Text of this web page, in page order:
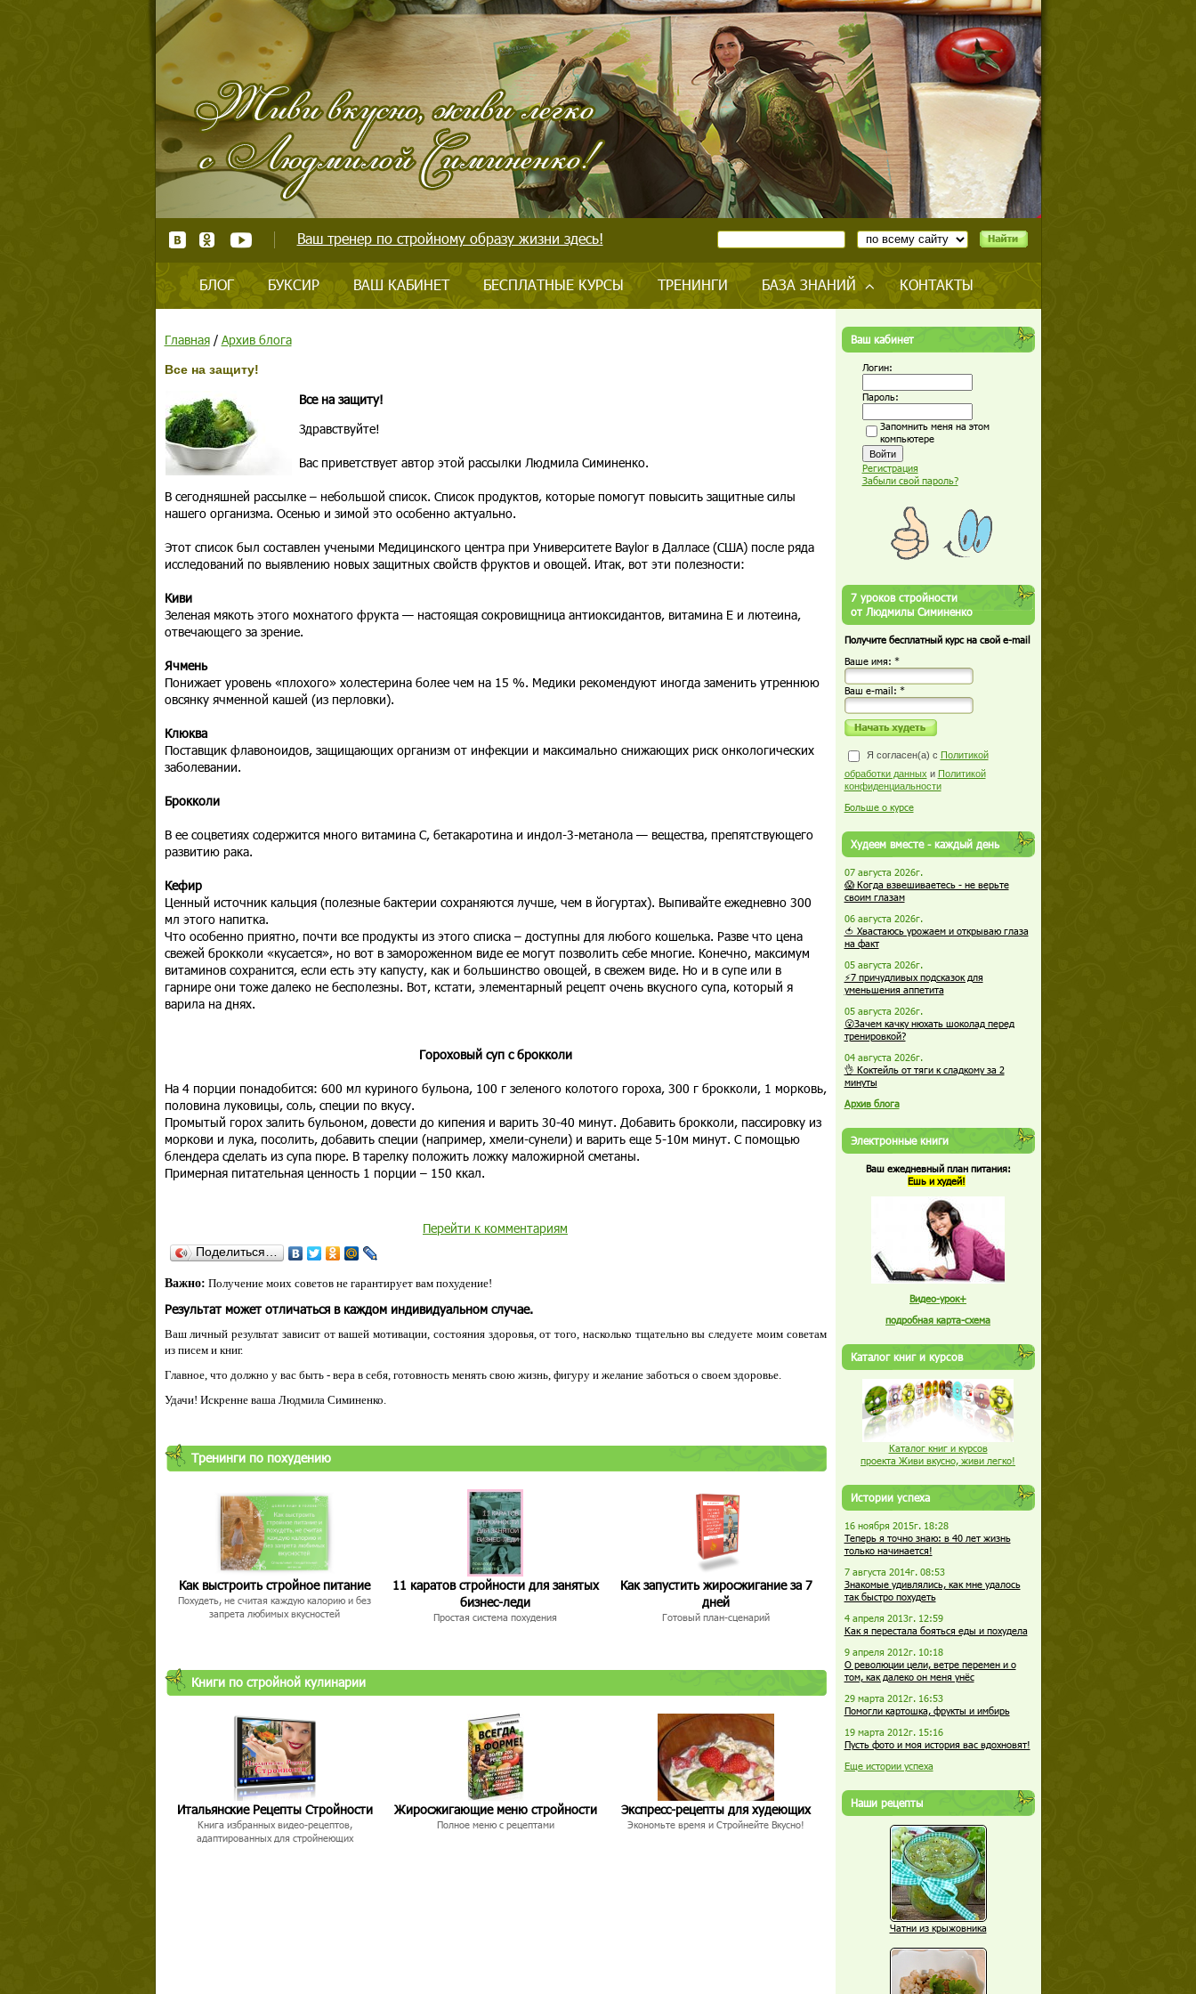
Ваш тренер по стройному образу жизни здесь!
БЛОГ БУКСИР ВАШ КАБИНЕТ БЕСПЛАТНЫЕ КУРСЫ ТРЕНИНГИ БАЗА ЗНАНИЙ КОНТАКТЫ
Главная/ Архив блога
Все на защиту!
Все на защиту!
Здравствуйте!
Вас приветствует автор этой рассылки Людмила Симиненко.
В сегодняшней рассылке – небольшой список. Список продуктов, которые помогут повысить защитные силы
нашего организма. Осенью и зимой это особенно актуально.
Этот список был составлен учеными Медицинского центра при Университете Baylor в Далласе (США) после ряда
исследований по выявлению новых защитных свойств фруктов и овощей. Итак, вот эти полезности:
Киви
Зеленая мякоть этого мохнатого фрукта — настоящая сокровищница антиоксидантов, витамина Е и лютеина,
отвечающего за зрение.
Ячмень
Понижает уровень «плохого» холестерина более чем на 15 %. Медики рекомендуют иногда заменить утреннюю
овсянку ячменной кашей (из перловки).
Клюква
Поставщик флавоноидов, защищающих организм от инфекции и максимально снижающих риск онкологических
заболевании.
Брокколи
В ее соцветиях содержится много витамина С, бетакаротина и индол-3-метанола — вещества, препятствующего
развитию рака.
Кефир
Ценный источник кальция (полезные бактерии сохраняются лучше, чем в йогуртах). Выпивайте ежедневно 300
мл этого напитка.
Что особенно приятно, почти все продукты из этого списка – доступны для любого кошелька. Разве что цена
свежей брокколи «кусается», но вот в замороженном виде ее могут позволить себе многие. Конечно, максимум
витаминов сохранится, если есть эту капусту, как и большинство овощей, в свежем виде. Но и в супе или в
гарнире они тоже далеко не бесполезны. Вот, кстати, элементарный рецепт очень вкусного супа, который я
варила на днях.
Гороховый суп с брокколи
На 4 порции понадобится: 600 мл куриного бульона, 100 г зеленого колотого гороха, 300 г брокколи, 1 морковь,
половина луковицы, соль, специи по вкусу.
Промытый горох залить бульоном, довести до кипения и варить 30-40 минут. Добавить брокколи, пассировку из
моркови и лука, посолить, добавить специи (например, хмели-сунели) и варить еще 5-10м минут. С помощью
блендера сделать из супа пюре. В тарелку положить ложку маложирной сметаны.
Примерная питательная ценность 1 порции – 150 ккал.
Перейти к комментариям
Поделиться…
Важно: Получение моих советов не гарантирует вам похудение!
Результат может отличаться в каждом индивидуальном случае.
Ваш личный результат зависит от вашей мотивации, состояния здоровья, от того, насколько тщательно вы следуете моим советам
из писем и книг.
Главное, что должно у вас быть - вера в себя, готовность менять свою жизнь, фигуру и желание заботься о своем здоровье.
Удачи! Искренне ваша Людмила Симиненко.
Тренинги по похудению
Как выстроить стройное питание
Похудеть, не считая каждую калорию и без
запрета любимых вкусностей
11 каратов стройности для занятых
бизнес-леди
Простая система похудения
Как запустить жиросжигание за 7
дней
Готовый план-сценарий
Книги по стройной кулинарии
Итальянские Рецепты Стройности
Книга избранных видео-рецептов,
адаптированных для стройнеющих
Жиросжигающие меню стройности
Полное меню с рецептами
Экспресс-рецепты для худеющих
Экономьте время и Стройнейте Вкусно!
Ваш кабинет
Логин:
Пароль:
Запомнить меня на этом
компьютере
Регистрация
Забыли свой пароль?
7 уроков стройности
от Людмилы Симиненко
Получите бесплатный курс на свой e-mail
Ваше имя: *
Ваш е-mail: *
Я согласен(а) с Политикой
обработки данных и Политикой
конфиденциальности
Больше о курсе
Худеем вместе - каждый день
07 августа 2026г.
😱 Когда взвешиваетесь - не верьте
своим глазам
06 августа 2026г.
🍅 Хвастаюсь урожаем и открываю глаза
на факт
05 августа 2026г.
⚡7 причудливых подсказок для
уменьшения аппетита
05 августа 2026г.
😮Зачем качку нюхать шоколад перед
тренировкой?
04 августа 2026г.
👌 Коктейль от тяги к сладкому за 2
минуты
Архив блога
Электронные книги
Ваш ежедневный план питания:
Ешь и худей!
Видео-урок+
подробная карта-схема
Каталог книг и курсов
Каталог книг и курсов
проекта Живи вкусно, живи легко!
Истории успеха
16 ноября 2015г. 18:28
Теперь я точно знаю: в 40 лет жизнь
только начинается!
7 августа 2014г. 08:53
Знакомые удивлялись, как мне удалось
так быстро похудеть
4 апреля 2013г. 12:59
Как я перестала бояться еды и похудела
9 апреля 2012г. 10:18
О революции цели, ветре перемен и о
том, как далеко он меня унёс
29 марта 2012г. 16:53
Помогли картошка, фрукты и имбирь
19 марта 2012г. 15:16
Пусть фото и моя история вас вдохновят!
Еще истории успеха
Наши рецепты
Чатни из крыжовника